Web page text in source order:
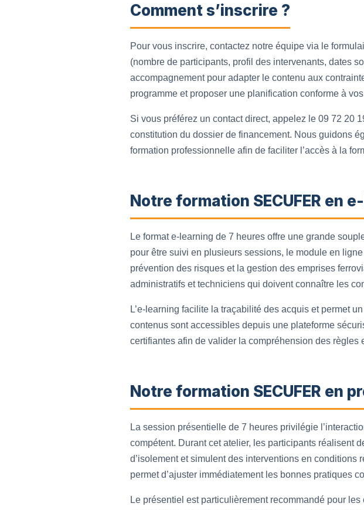
Comment s’inscrire ?
Pour vous inscrire, contactez notre équipe via le
(nombre de participants, profil des intervenants, dates
accompagnement pour adapter le contenu aux
programme et proposer une planification conforme à
Si vous préférez un contact direct, appelez le 09 72 20
constitution du dossier de financement. Nous guidons
formation professionnelle afin de faciliter l’accès à la
Notre formation SECUFER en
Le format e-learning de 7 heures offre une grande
pour être suivi en plusieurs sessions, le module en
prévention des risques et la gestion des emprises
administratifs et techniciens qui doivent connaître les
L’e-learning facilite la traçabilité des acquis et permet
contenus sont accessibles depuis une plateforme
certifiantes afin de valider la compréhension des
Notre formation SECUFER en
La session présentielle de 7 heures privilégie
compétent. Durant cet atelier, les participants réalisent
d’isolement et simulent des interventions en
permet d’ajuster immédiatement les bonnes pratiques
Le présentiel est particulièrement recommandé pour